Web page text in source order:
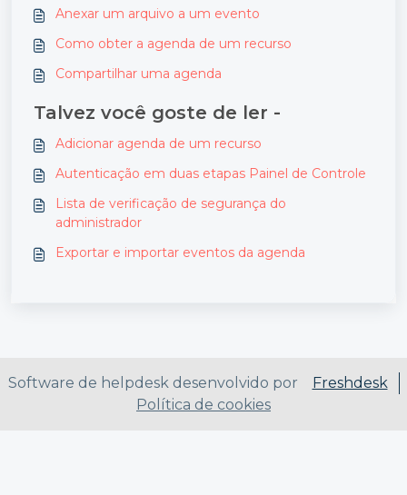
Anexar um arquivo a um evento
Como obter a agenda de um recurso
Compartilhar uma agenda
Talvez você goste de ler -
Adicionar agenda de um recurso
Autenticação em duas etapas Painel de Controle
Lista de verificação de segurança do
administrador
Exportar e importar eventos da agenda
Software de helpdesk desenvolvido por
Freshdesk
Política de cookies